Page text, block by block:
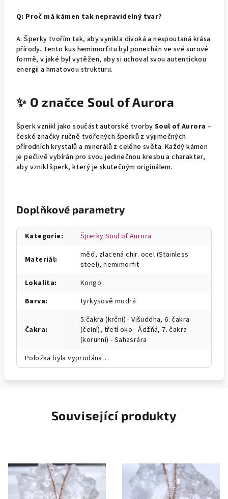
Q: Proč má kámen tak nepravidelný tvar?
A: Šperky tvořím tak, aby vynikla divoká a nespoutaná krása
přírody. Tento kus hemimorfitu byl ponechán ve své surové
formě, v jaké byl vytěžen, aby si uchoval svou autentickou
energii a hmatovou strukturu.
✨ O značce Soul of Aurora
Šperk vznikl jako součást autorské tvorby Soul of Aurora –
české značky ručně tvořených šperků z výjimečných
přírodních krystalů a minerálů z celého světa. Každý kámen
je pečlivě vybírán pro svou jedinečnou kresbu a charakter,
aby vznikl šperk, který je skutečným originálem.
Doplňkové parametry
Kategorie: Šperky Soul of Aurora
Materiál:
měď, zlacená chir. ocel (Stainless
steel), hemimorfit
Lokalita:
Kongo
Barva: tyrkysově modrá
Čakra:
5.čakra (krční) - Višuddha, 6. čakra
(čelní), třetí oko - Ádžňá, 7. čakra
(korunní) - Sahasrára
Položka byla vyprodána…
Související produkty